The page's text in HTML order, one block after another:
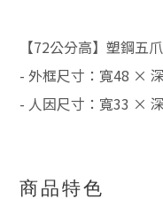
【72公分高】塑鋼五
- 外框尺寸：寬48 ×
- 人因尺寸：寬33 ×
商品特色